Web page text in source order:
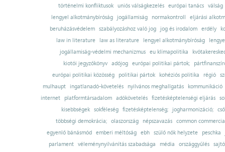
történelmi konfliktusok uniós válságkezelés európai tanács válság
lengyel alkotmánybíróság
jogállamiság normakontroll
eljárási
beruházásvédelem
szabályozáshoz való jog jog és irodalom erdély
law in literature
law as literature lengyel alkotmánybíróság
jogállamiság-védelmi mechanizmus
eu klímapolitika
kiotói jegyzőkönyv adójog európai politikai pártok;
európai politikai közösség
politikai pártok kohéziós politika régió
mulhaupt
ingatlanadó-követelés nyilvános meghallgatás
kommunikáció
internet
platformtársadalom adókövetelés fizetésképtelenségi eljárás
kisebbségek sokféleség fizetésképtelenség; jogharmonizáció;
többségi demokrácia; olaszország népszavazás common
egyenlő bánásmód emberi méltóság ebh szülő nők helyzete
peschka
parlament
véleménynyilvánítás szabadsága média országgyűlés